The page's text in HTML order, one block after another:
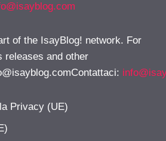
of the IsayBlog! network. For
releases and other
:
Privacy (UE)